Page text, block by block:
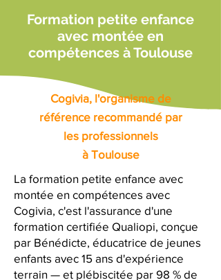
Formation petite enfance
avec montée en
compétences à Toulouse
Cogivia, l'organisme de
référence recommandé par
les professionnels
à Toulouse
La formation petite enfance avec
montée en compétences avec
Cogivia, c'est l'assurance d'une
formation certifiée Qualiopi, conçue
par Bénédicte, éducatrice de jeunes
enfants avec 15 ans d'expérience
terrain — et plébiscitée par 98 % de